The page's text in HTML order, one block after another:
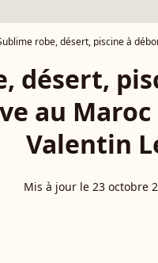
robe, désert, piscine à
désert,
au
Valentin
Mis à jour le 23 octobre